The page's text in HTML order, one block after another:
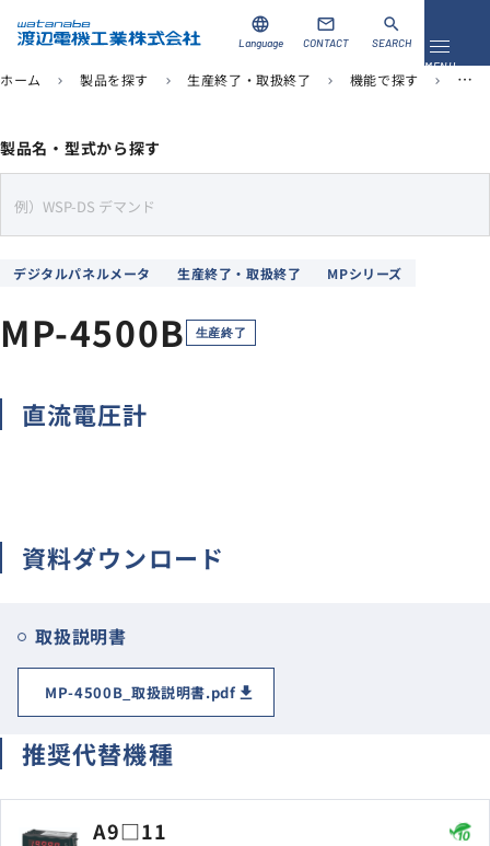
メニュ
MENU
製品を探す
当社について
ナレッジブログ
よくあるご質問
language
Language
mail
CONTACT
search
SEARCH
ホーム chevron_right 製品を探す chevron_right 生産終了・取扱終了 chevron_right 機能で探す chevron_right デジ
製品名・型式から探す
e
デジタルパネルメータ 生産終了・取扱終了 MPシリーズ
MP-4500B 生産終了
直流電圧計
資料ダウンロード
取扱説明書
MP-4500B_取扱説明書.pdf
推奨代替機種
A9□11